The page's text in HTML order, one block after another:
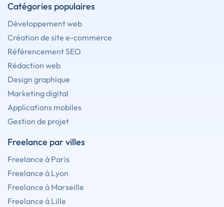
Catégories populaires
Développement web
Création de site e-commerce
Référencement SEO
Rédaction web
Design graphique
Marketing digital
Applications mobiles
Gestion de projet
Freelance par villes
Freelance à Paris
Freelance à Lyon
Freelance à Marseille
Freelance à Lille